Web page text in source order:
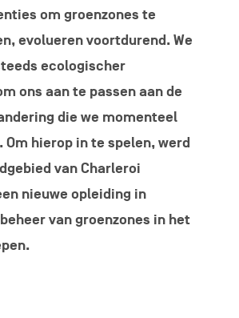
om groenzones te
evolueren voortdurend. We
ecologischer
ons aan te passen aan de
die we momenteel
Om hierop in te spelen, werd
van Charleroi
nieuwe opleiding in
van groenzones in het